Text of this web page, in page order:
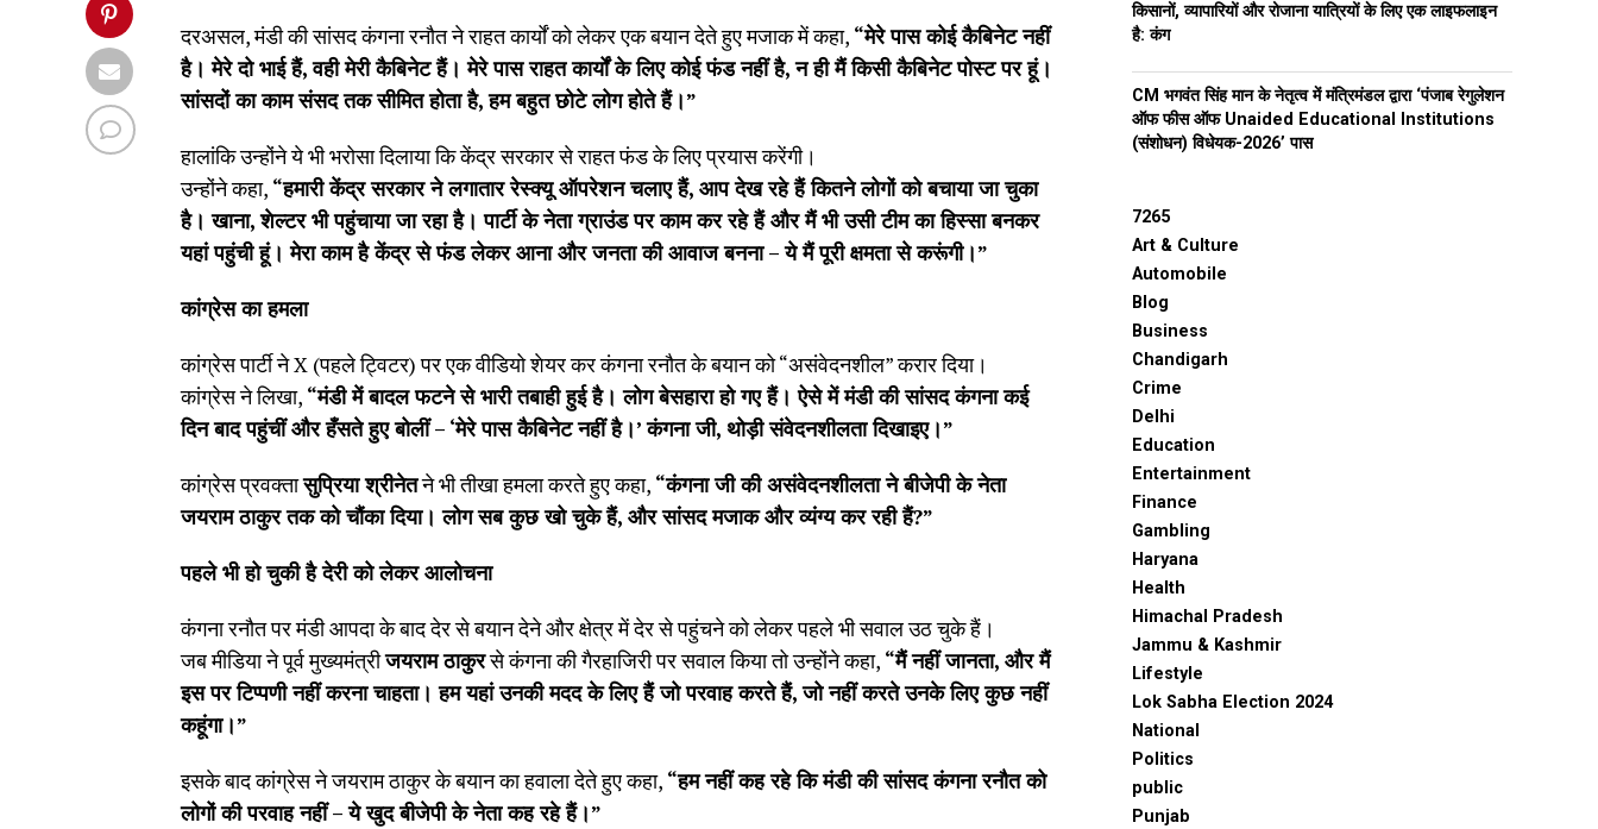
दरअसल, मंडी की सांसद कंगना रनौत ने राहत कार्यों को लेकर एक बयान देते हुए मजाक में कहा, “मेरे पास कोई कैबिनेट नहीं
है। मेरे दो भाई हैं,वही मेरी कैबिनेट हैं। मेरे पास राहत कार्यों के लिए कोई फंड नहीं है,न ही मैं किसी कैबिनेट पोस्ट पर हूं।
सांसदों का काम संसद तक सीमित होता है,हम बहुत छोटे लोग होते हैं।”
हालांकि उन्होंने ये भी भरोसा दिलाया कि केंद्र सरकार से राहत फंड के लिए प्रयास करेंगी।
उन्होंने कहा, “हमारी केंद्र सरकार ने लगातार रेस्क्यू ऑपरेशन चलाए हैं, आप देख रहे हैं कितने लोगों को बचाया जा चुका
है। खाना,शेल्टर भी पहुंचाया जा रहा है। पार्टी के नेता ग्राउंड पर काम कर रहे हैं और मैं भी उसी टीम का हिस्सा बनकर
यहां पहुंची हूं। मेरा काम है केंद्र से फंड लेकर आना और जनता की आवाज बनना–ये मैं पूरी क्षमता से करूंगी।”
कांग्रेस का हमला
कांग्रेस पार्टी ने X (पहले ट्विटर) पर एक वीडियो शेयर कर कंगना रनौत के बयान को “असंवेदनशील” करार दिया।
कांग्रेस ने लिखा, “मंडी में बादल फटने से भारी तबाही हुई है। लोग बेसहारा हो गए हैं। ऐसे में मंडी की सांसद कंगना कई
दिन बाद पहुंचीं और हँसते हुए बोलीं– ‘मेरे पास कैबिनेट नहीं है।’कंगना जी, थोड़ी संवेदनशीलता दिखाइए।”
कांग्रेस प्रवक्तासुप्रिया श्रीनेतने भी तीखा हमला करते हुए कहा, “कंगना जी की असंवेदनशीलता ने बीजेपी के नेता
जयराम ठाकुर तक को चौंका दिया। लोग सब कुछ खो चुके हैं, और सांसद मजाक और व्यंग्य कर रही हैं?”
पहले भी हो चुकी है देरी को लेकर आलोचना
कंगना रनौत पर मंडी आपदा के बाद देर से बयान देने और क्षेत्र में देर से पहुंचने को लेकर पहले भी सवाल उठ चुके हैं।
जब मीडिया ने पूर्व मुख्यमंत्रीजयराम ठाकुरसे कंगना की गैरहाजिरी पर सवाल किया तो उन्होंने कहा, “मैं नहीं जानता, और मैं
इस पर टिप्पणी नहीं करना चाहता। हम यहां उनकी मदद के लिए हैं जो परवाह करते हैं,जो नहीं करते उनके लिए कुछ नहीं
कहूंगा।”
इसके बाद कांग्रेस ने जयराम ठाकुर के बयान का हवाला देते हुए कहा, “हम नहीं कह रहे कि मंडी की सांसद कंगना रनौत को
लोगों की परवाह नहीं–ये खुद बीजेपी के नेता कह रहे हैं।”
किसानों, व्यापारियों और रोजाना यात्रियों के लिए एक लाइफलाइन
है: कंग
CM भगवंत सिंह मान के नेतृत्व में मंत्रिमंडल द्वारा ‘पंजाब रेगुलेशन
ऑफ फीस ऑफ Unaided Educational Institutions
(संशोधन) विधेयक-2026’ पास
7265
Art & Culture
Automobile
Blog
Business
Chandigarh
Crime
Delhi
Education
Entertainment
Finance
Gambling
Haryana
Health
Himachal Pradesh
Jammu & Kashmir
Lifestyle
Lok Sabha Election 2024
National
Politics
public
Punjab